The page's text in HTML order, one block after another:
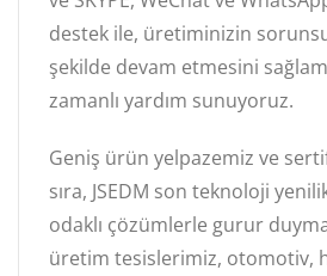
destek ile, üretiminizin
şekilde devam etmesini
zamanlı yardım sunuyoruz.
Geniş ürün yelpazemiz ve
sıra, JSEDM son teknoloji
odaklı çözümlerle gurur
üretim tesislerimiz, otomotiv,